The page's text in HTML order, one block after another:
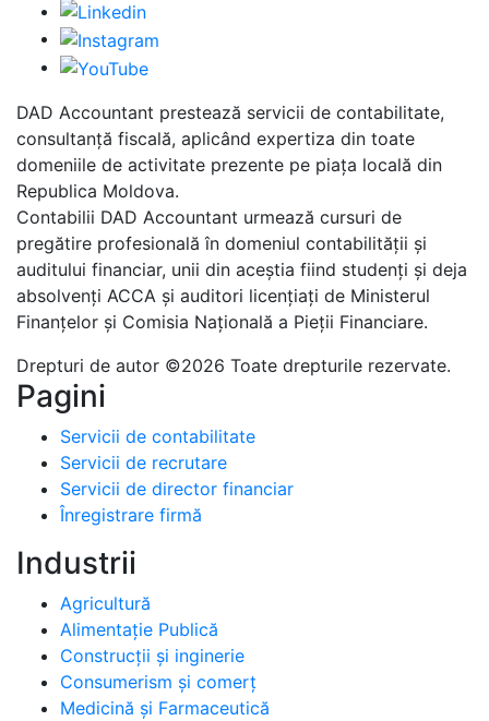
DAD Accountant prestează servicii de contabilitate,
consultanță fiscală, aplicând expertiza din toate
domeniile de activitate prezente pe piața locală din
Republica Moldova.
Contabilii DAD Accountant urmează cursuri de
pregătire profesională în domeniul contabilității și
auditului financiar, unii din aceștia fiind studenți și deja
absolvenți ACCA și auditori licențiați de Ministerul
Finanțelor și Comisia Națională a Pieții Financiare.
Drepturi de autor ©2026 Toate drepturile rezervate.
Pagini
Servicii de contabilitate
Servicii de recrutare
Servicii de director financiar
Înregistrare firmă
Industrii
Agricultură
Alimentație Publică
Construcții și inginerie
Consumerism și comerț
Medicină și Farmaceutică